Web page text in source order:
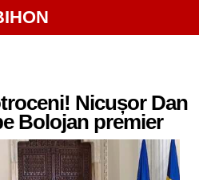
Nicușor Dan
Bolojan premier